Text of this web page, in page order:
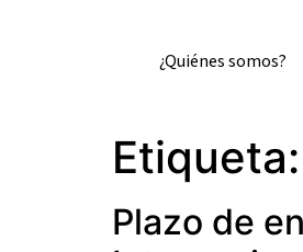
¿Quiénes somos?
Etiqueta:
Plazo de